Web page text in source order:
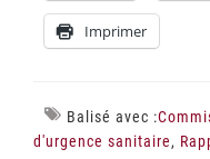
Imprimer
Balisé avec :
d'urgence sanitaire,